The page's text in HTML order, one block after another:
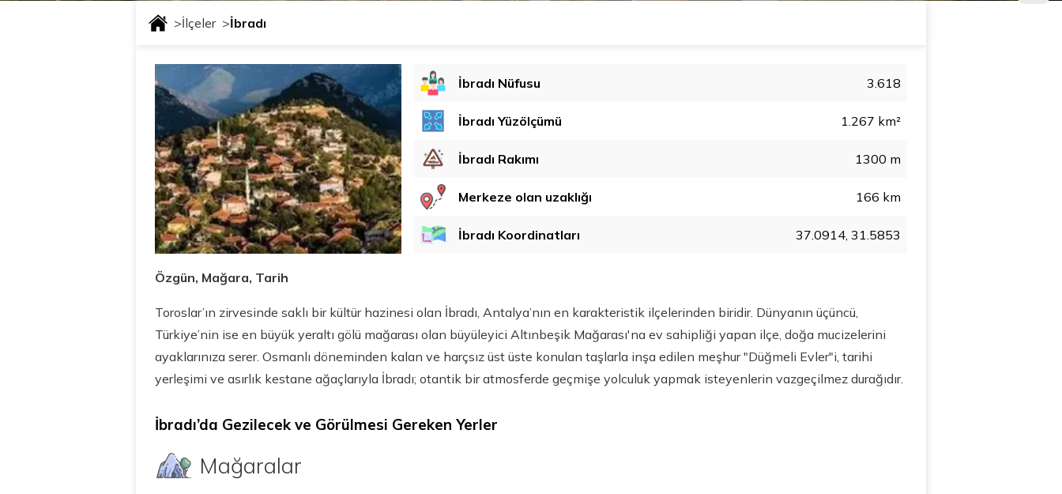
>İlçeler >İbradı
İbradı Nüfusu 3.618
İbradı Yüzölçümü 1.267 km²
İbradı Rakımı 1300 m
Merkeze olan uzaklığı 166 km
İbradı Koordinatları 37.0914, 31.5853
Özgün, Mağara, Tarih
Toroslar’ın zirvesinde saklı bir kültür hazinesi olan İbradı, Antalya’nın en karakteristik ilçelerinden biridir. Dünyanın üçüncü,
Türkiye’nin ise en büyük yeraltı gölü mağarası olan büyüleyici Altınbeşik Mağarası'na ev sahipliği yapan ilçe, doğa mucizelerini
ayaklarınıza serer. Osmanlı döneminden kalan ve harçsız üst üste konulan taşlarla inşa edilen meşhur "Düğmeli Evler"i, tarihi
yerleşimi ve asırlık kestane ağaçlarıyla İbradı; otantik bir atmosferde geçmişe yolculuk yapmak isteyenlerin vazgeçilmez durağıdır.
İbradı’da Gezilecek ve Görülmesi Gereken Yerler
Mağaralar